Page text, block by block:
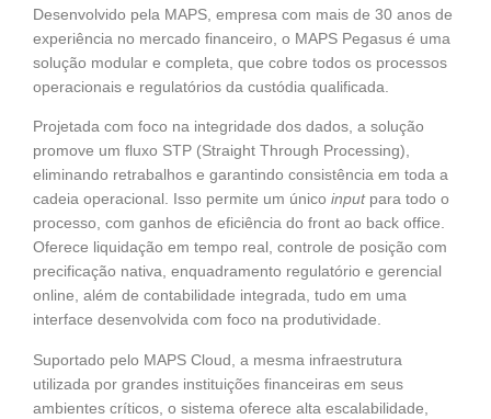
Desenvolvido pela MAPS, empresa com mais de 30 anos de
experiência no mercado financeiro, o MAPS Pegasus é uma
solução modular e completa, que cobre todos os processos
operacionais e regulatórios da custódia qualificada.
Projetada com foco na integridade dos dados, a solução
promove um fluxo STP (Straight Through Processing),
eliminando retrabalhos e garantindo consistência em toda a
cadeia operacional. Isso permite um único input para todo o
processo, com ganhos de eficiência do front ao back office.
Oferece liquidação em tempo real, controle de posição com
precificação nativa, enquadramento regulatório e gerencial
online, além de contabilidade integrada, tudo em uma
interface desenvolvida com foco na produtividade.
Suportado pelo MAPS Cloud, a mesma infraestrutura
utilizada por grandes instituições financeiras em seus
ambientes críticos, o sistema oferece alta escalabilidade,